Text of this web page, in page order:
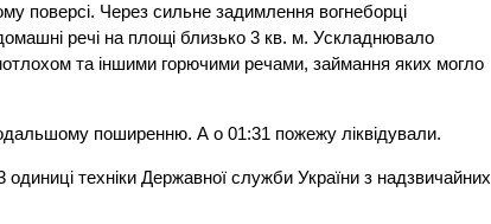
поверсі. Через сильне задимлення вогнеборці
речі на площі близько 3 кв. м. Ускладнювало
та іншими горючими речами, займання яких могло
поширенню. А о 01:31 пожежу ліквідували.
техніки Державної служби України з надзвичайних